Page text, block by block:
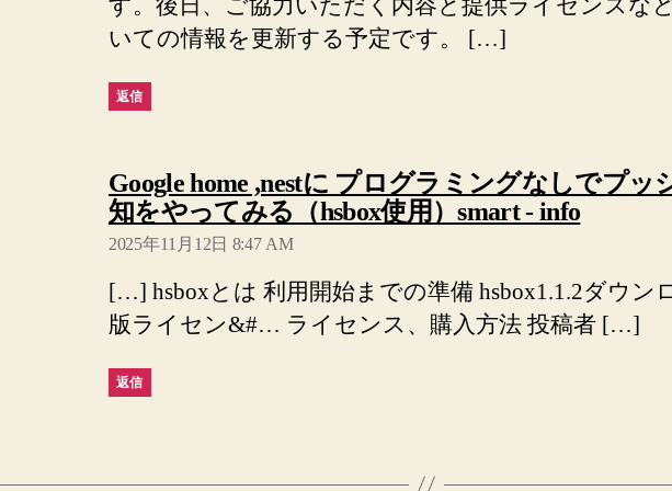
す。後日、ご協力いただく内容と提供ライセンスな
いての情報を更新する予定です。 […]
返信
Google home ,nestに プログラミングなしでプッ
知をやってみる（hsbox使用）smart - infoの
2025年11月12日 8:47 AM
[…] hsboxとは 利用開始までの準備 hsbox1.1.2ダウン
版ライセン&#… ライセンス、購入方法 投稿者 […]
返信